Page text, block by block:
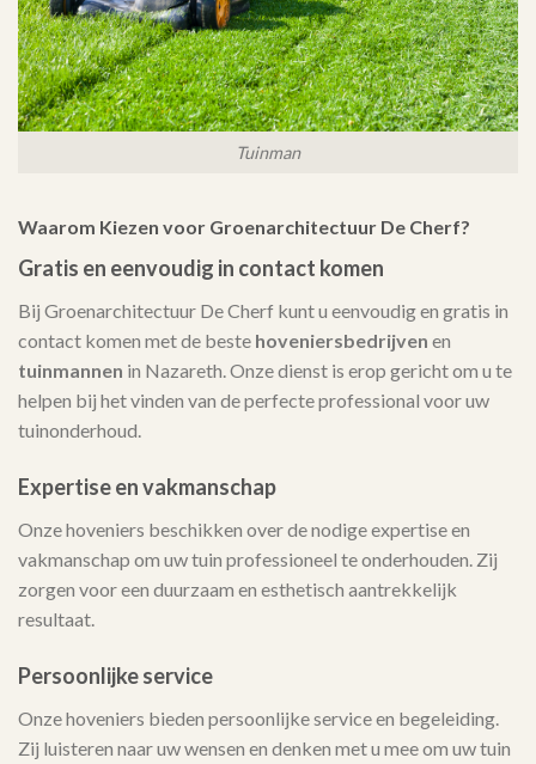
Tuinman
Waarom Kiezen voor Groenarchitectuur De Cherf?
Gratis en eenvoudig in contact komen
Bij Groenarchitectuur De Cherf kunt u eenvoudig en gratis in
contact komen met de beste hoveniersbedrijven en
tuinmannen in Nazareth. Onze dienst is erop gericht om u te
helpen bij het vinden van de perfecte professional voor uw
tuinonderhoud.
Expertise en vakmanschap
Onze hoveniers beschikken over de nodige expertise en
vakmanschap om uw tuin professioneel te onderhouden. Zij
zorgen voor een duurzaam en esthetisch aantrekkelijk
resultaat.
Persoonlijke service
Onze hoveniers bieden persoonlijke service en begeleiding.
Zij luisteren naar uw wensen en denken met u mee om uw tuin